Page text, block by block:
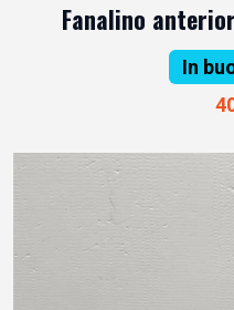
Fanalino
In